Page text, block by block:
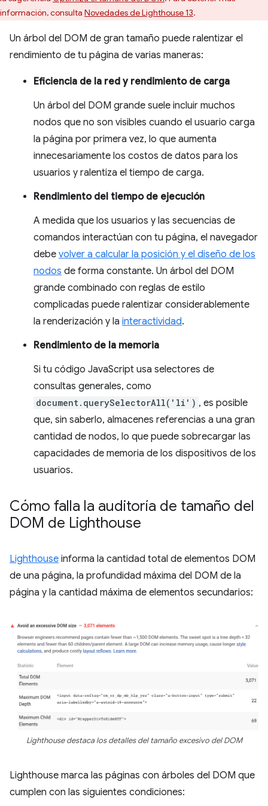
información, consulta Novedades de Lighthouse 13.
Un árbol del DOM de gran tamaño puede ralentizar el
rendimiento de tu página de varias maneras:
Eficiencia de la red y rendimiento de carga
Un árbol del DOM grande suele incluir muchos
nodos que no son visibles cuando el usuario carga
la página por primera vez, lo que aumenta
innecesariamente los costos de datos para los
usuarios y ralentiza el tiempo de carga.
Rendimiento del tiempo de ejecución
A medida que los usuarios y las secuencias de
comandos interactúan con tu página, el navegador
debe volver a calcular la posición y el diseño de los
nodos de forma constante. Un árbol del DOM
grande combinado con reglas de estilo
complicadas puede ralentizar considerablemente
la renderización y la interactividad.
Rendimiento de la memoria
Si tu código JavaScript usa selectores de
consultas generales, como
document.querySelectorAll('li') , es posible
que, sin saberlo, almacenes referencias a una gran
cantidad de nodos, lo que puede sobrecargar las
capacidades de memoria de los dispositivos de los
usuarios.
Cómo falla la auditoría de tamaño del
DOM de Lighthouse
Lighthouse informa la cantidad total de elementos DOM
de una página, la profundidad máxima del DOM de la
página y la cantidad máxima de elementos secundarios:
Lighthouse destaca los detalles del tamaño excesivo del DOM
Lighthouse marca las páginas con árboles del DOM que
cumplen con las siguientes condiciones: